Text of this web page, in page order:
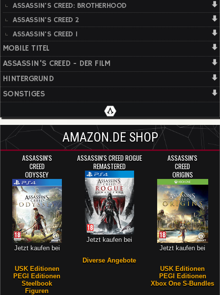
ASSASSIN'S CREED: BROTHERHOOD
ASSASSIN'S CREED 2
ASSASSIN'S CREED 1
MOBILE TITEL
ASSASSIN'S CREED - DER FILM
HINTERGRUND
SONSTIGES
AMAZON.DE SHOP
ASSASSIN'S
CREED
ODYSSEY
Jetzt kaufen bei
USK Editionen
PEGI Editionen
Steelbook
Figuren
ASSASSIN'S CREED ROGUE
REMASTERED
Jetzt kaufen bei
Diverse Angebote
ASSASSIN'S
CREED
ORIGINS
Jetzt kaufen bei
USK Editionen
PEGI Editionen
Xbox One S-Bundles